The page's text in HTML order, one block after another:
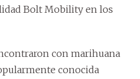
Bolt Mobility en los
con marihuana
conocida